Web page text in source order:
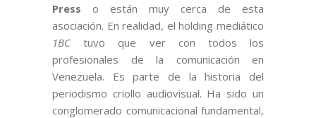
Press o están muy cerca de esta
asociación. En realidad, el holding mediático
1BCtuvo que ver con todos los
profesionales de la comunicación en
Venezuela. Es parte de la historia del
periodismo criollo audiovisual. Ha sido un
conglomerado comunicacional fundamental,